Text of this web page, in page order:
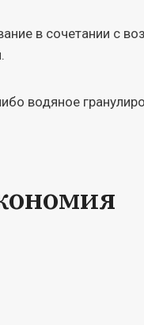
в сочетании с
водяное